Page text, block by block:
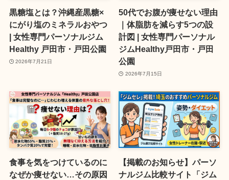
黒糖塩とは？沖縄産黒糖×
にがり塩のミネラルおやつ
| 女性専門パーソナルジム
Healthy 戸田市・戸田公園
2026年7月21日
50代でお腹が痩せない理由
｜体脂肪を減らす5つの設
計図 | 女性専門パーソナル
ジムHealthy戸田市・戸田
公園
2026年7月15日
食事を気をつけているのに
なぜか痩せない…その原因
【掲載のお知らせ】パーソ
ナルジム比較サイト「ジム